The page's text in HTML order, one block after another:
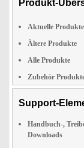
Produkt-
Aktuelle Produkte
Ältere Produkte
Alle Produkte
Zubehör
Support-
Handbuch-,
Downloads